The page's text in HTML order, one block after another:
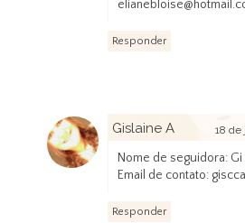
Responder
Gislaine A 18 de
Nome de seguidora: Gi
Email de contato:
Responder